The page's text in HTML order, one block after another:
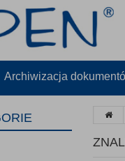
Archiwizacja